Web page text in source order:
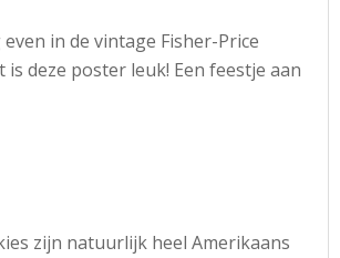
in de vintage Fisher-Price
is deze poster leuk! Een feestje aan
zijn natuurlijk heel Amerikaans